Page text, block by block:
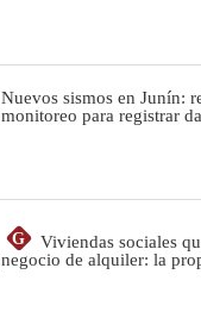
Nuevos sismos en Junín:
monitoreo para registrar
G
Viviendas sociales
negocio de alquiler: la